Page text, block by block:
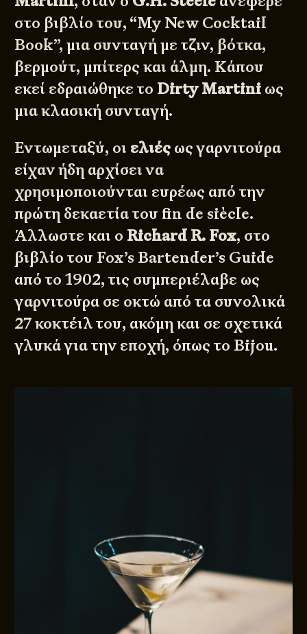
στο βιβλίο του, “My New Cocktail
Book”, μια συνταγή με τζιν, βότκα,
βερμούτ, μπίτερς και άλμη. Κάπου
εκεί εδραιώθηκε το Dirty Martini ως
μια κλασική συνταγή.
Εντωμεταξύ, οι ελιές ως γαρνιτούρα
είχαν ήδη αρχίσει να
χρησιμοποιούνται ευρέως από την
πρώτη δεκαετία του fin de siècle.
Άλλωστε και ο Richard R. Fox, στο
βιβλίο του Fox’s Bartender’s Guide
από το 1902, τις συμπεριέλαβε ως
γαρνιτούρα σε οκτώ από τα συνολικά
27 κοκτέιλ του, ακόμη και σε σχετικά
γλυκά για την εποχή, όπως το Bijou.